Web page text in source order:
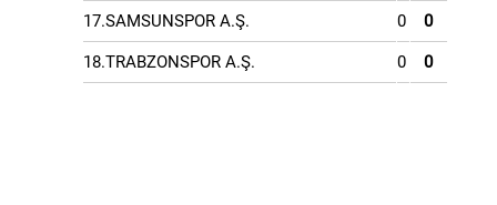
17.SAMSUNSPOR A.Ş. 0 0
18.TRABZONSPOR A.Ş. 0 0